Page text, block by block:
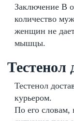
Заключение В
количество
женщин не
мышцы.
Тестенол
Тестенол
курьером.
По его словам,